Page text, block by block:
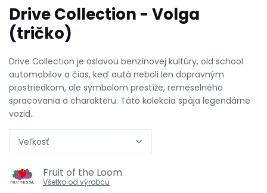
Drive Collection - Volga
(tričko)
Drive Collection je oslavou benzínovej kultúry, old school
automobilov a čias, keď autá neboli len dopravným
prostriedkom, ale symbolom prestíže, remeselného
spracovania a charakteru. Táto kolekcia spája legendárne
vozid..
Veľkosť
Fruit of the Loom
Všetko od výrobcu